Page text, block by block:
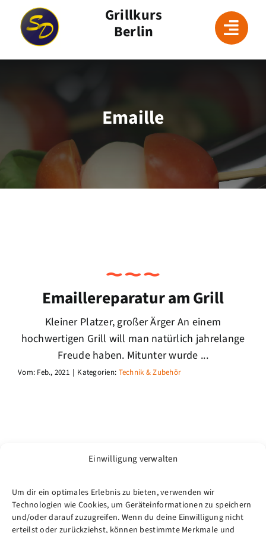
Einwilligung verwalten
Um dir ein optimales Erlebnis zu bieten, verwenden wir
Technologien wie Cookies, um Geräteinformationen zu speichern
und/oder darauf zuzugreifen. Wenn du deine Einwilligung nicht
erteilst oder zurückziehst, können bestimmte Merkmale und
content
Grillkurs
Berlin
Emaille
Emaillereparatur am Grill
Kleiner Platzer, großer Ärger An einem
hochwertigen Grill will man natürlich jahrelange
Freude haben. Mitunter wurde ...
Vom: Feb., 2021 | Kategorien: Technik & Zubehör